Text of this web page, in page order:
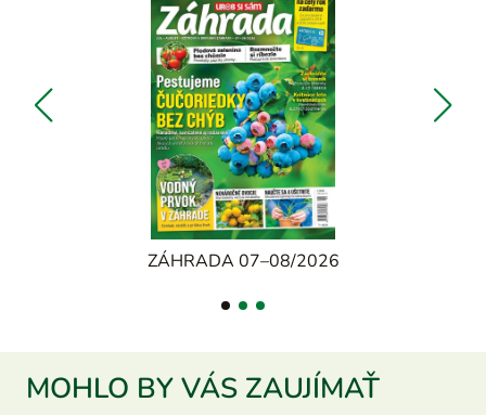
ZÁHRADA 07–08/2026
MOHLO BY VÁS ZAUJÍMAŤ